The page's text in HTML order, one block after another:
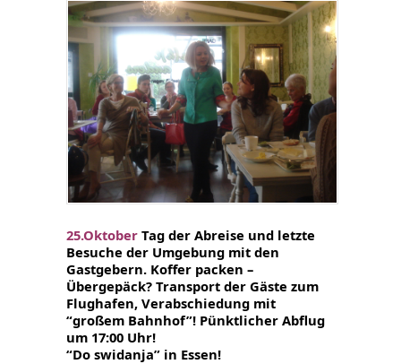
25.Oktober Tag der Abreise und letzte
Besuche der Umgebung mit den
Gastgebern. Koffer packen –
Übergepäck? Transport der Gäste zum
Flughafen, Verabschiedung mit
“großem Bahnhof”! Pünktlicher Abflug
um 17:00 Uhr!
“Do swidanja” in Essen!